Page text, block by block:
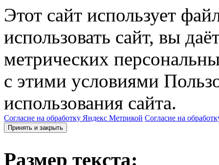
Этот сайт использует
использовать сайт, вы
метрических
с этими условиями
использования сайта.
Согласие на обработку Яндекс Метрикой Согласие на
Принять и закрыть
Размер текста: